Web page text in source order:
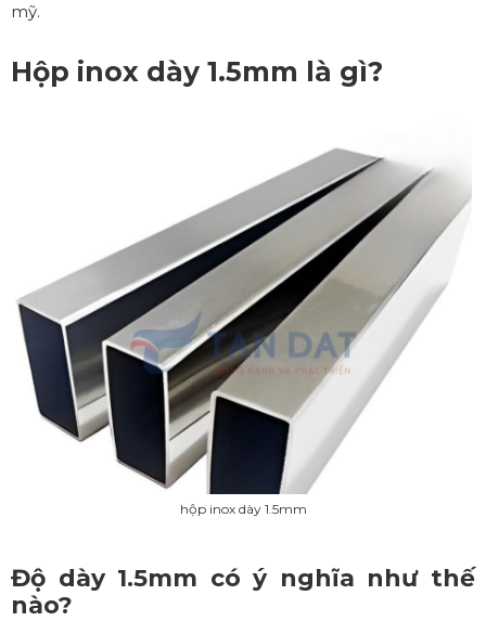
mỹ.
Hộp inox dày 1.5mm là gì?
hộp inox dày 1.5mm
Độ dày 1.5mm có ý nghĩa như thế
nào?